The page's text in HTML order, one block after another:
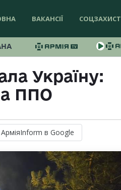
ВАКАНСІЇ СОЦЗАХИСТ
Україну:
ППО
АрміяInform в Google